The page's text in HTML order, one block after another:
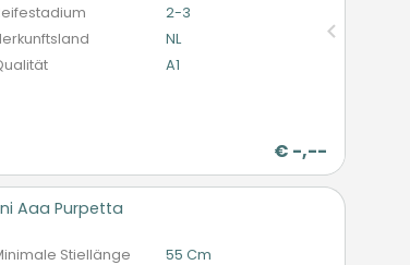
2-3
NL
A1
€ -,--
Aaa Purpetta
Stiellänge
55 Cm